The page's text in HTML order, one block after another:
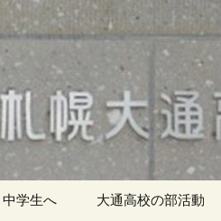
中学生へ 大通高校の部活動